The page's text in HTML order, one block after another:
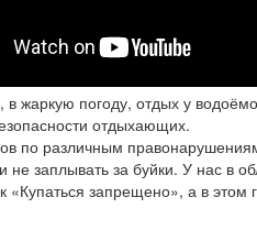
жаркую погоду, отдых у
отдыхающих.
по различным
не заплывать за буйки. У нас
запрещено», а в